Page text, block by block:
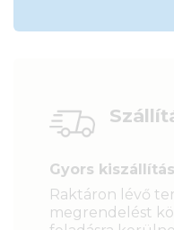
Gyors kiszállítás
Raktáron lévő
megrendelést